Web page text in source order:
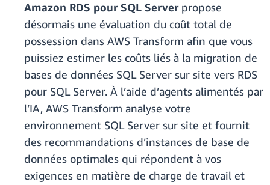
Amazon RDS pour SQL Serverpropose
désormais une évaluation du coût total de
possession dans AWS Transform afin que vous
puissiez estimer les coûts liés à la migration de
bases de données SQL Server sur site vers RDS
pour SQL Server. À l’aide d’agents alimentés par
l’IA, AWS Transform analyse votre
environnement SQL Server sur site et fournit
des recommandations d’instances de base de
données optimales qui répondent à vos
exigences en matière de charge de travail et